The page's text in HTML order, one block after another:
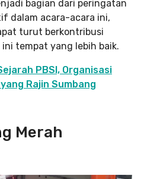
bagian dari peringatan
dalam acara-acara ini,
turut berkontribusi
tempat yang lebih baik.
PBSI, Organisasi
Rajin Sumbang
Merah